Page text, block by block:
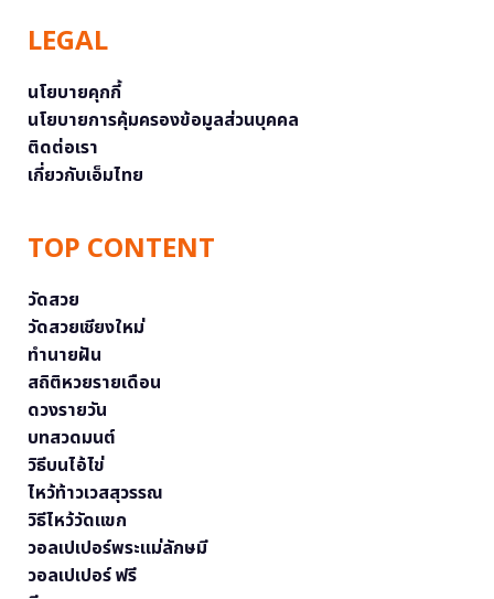
LEGAL
นโยบายคุกกี้
นโยบายการคุ้มครองข้อมูลส่วนบุคคล
ติดต่อเรา
เกี่ยวกับเอ็มไทย
TOP CONTENT
วัดสวย
วัดสวยเชียงใหม่
ทำนายฝัน
สถิติหวยรายเดือน
ดวงรายวัน
บทสวดมนต์
วิธีบนไอ้ไข่
ไหว้ท้าวเวสสุวรรณ
วิธีไหว้วัดแขก
วอลเปเปอร์พระแม่ลักษมี
วอลเปเปอร์ ฟรี